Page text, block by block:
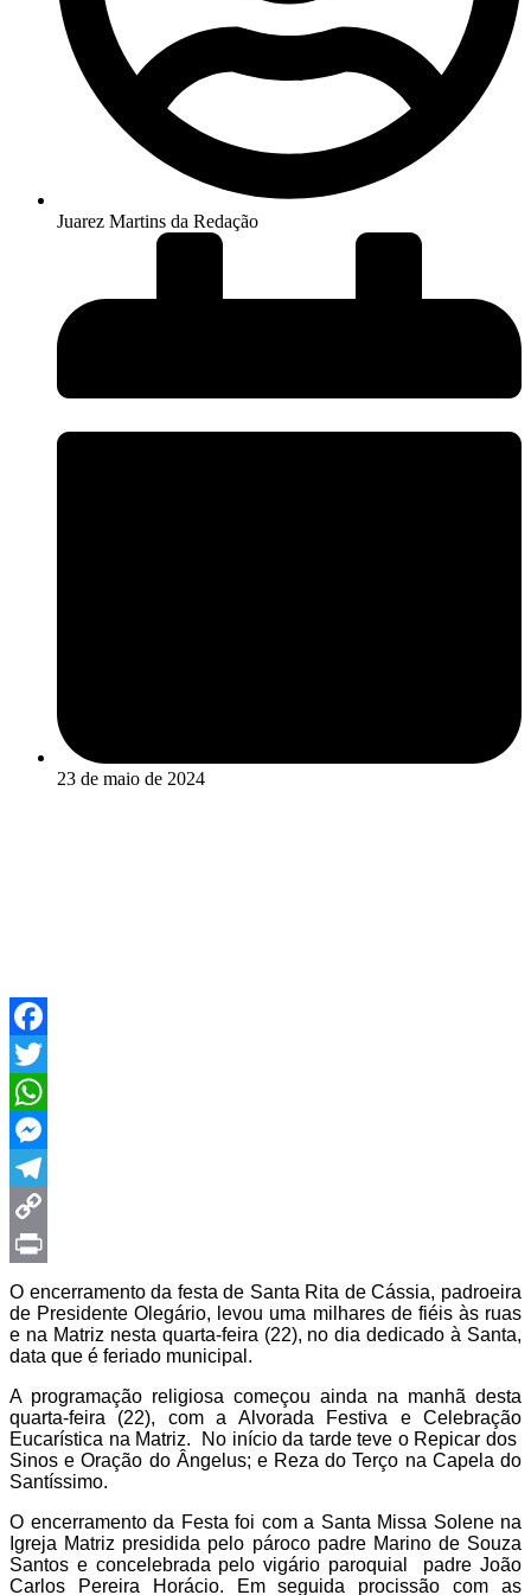
Juarez Martins da Redação
23 de maio de 2024
Facebook
Twitter
WhatsApp
Messenger
Telegram
Copy
Link
Print
O encerramento da festa de Santa Rita de Cássia, padroeira
de Presidente Olegário, levou uma milhares de fiéis às ruas
e na Matriz nesta quarta-feira (22), no dia dedicado à Santa,
data que é feriado municipal.
A programação religiosa começou ainda na manhã desta
quarta-feira (22), com a Alvorada Festiva e Celebração
Eucarística na Matriz. No início da tarde teve o Repicar dos
Sinos e Oração do Ângelus; e Reza do Terço na Capela do
Santíssimo.
O encerramento da Festa foi com a Santa Missa Solene na
Igreja Matriz presidida pelo pároco padre Marino de Souza
Santos e concelebrada pelo vigário paroquial padre João
Carlos Pereira Horácio. Em seguida procissão com as